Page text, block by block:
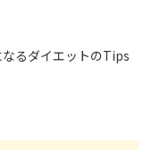
るダイエットのTips